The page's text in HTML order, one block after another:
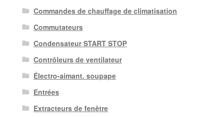
Commandes de chauffage de climatisation
Commutateurs
Condensateur START STOP
Contrôleurs de ventilateur
Électro-aimant. soupape
Entrées
Extracteurs de fenêtre